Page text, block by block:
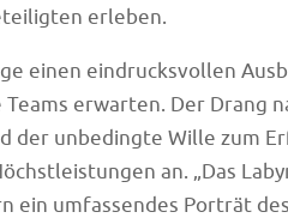
erleben.
einen eindrucksvollen
erwarten. Der Drang
der unbedingte Wille zum
an. „Das
ein umfassendes Porträt